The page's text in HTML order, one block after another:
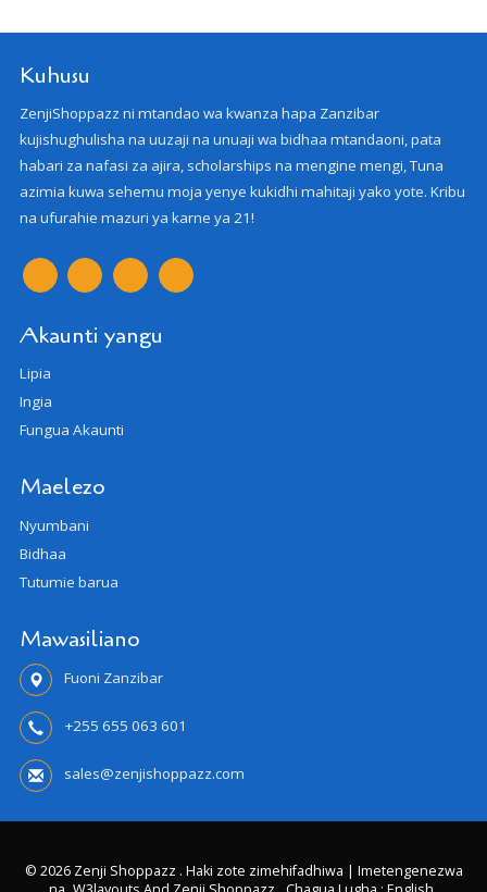
Kuhusu
ZenjiShoppazz ni mtandao wa kwanza hapa Zanzibar
kujishughulisha na uuzaji na unuaji wa bidhaa mtandaoni, pata
habari za nafasi za ajira, scholarships na mengine mengi, Tuna
azimia kuwa sehemu moja yenye kukidhi mahitaji yako yote. Kribu
na ufurahie mazuri ya karne ya 21!
Akaunti yangu
Lipia
Ingia
Fungua Akaunti
Maelezo
Nyumbani
Bidhaa
Tutumie barua
Mawasiliano
Fuoni Zanzibar
+255 655 063 601
sales@zenjishoppazz.com
© 2026 Zenji Shoppazz . Haki zote zimehifadhiwa | Imetengenezwa